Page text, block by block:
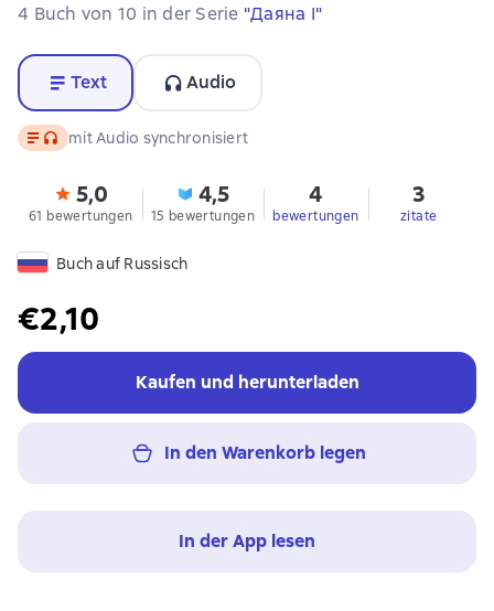
4 Buch von 10 in der Serie "Даяна I"
Text Audio
Text, Audioformat verfügbar
mit Audio synchronisiert
5,0
61 bewertungen
4,5
15 bewertungen
4
bewertungen
3
zitate
Buch auf Russisch
€2,10
Kaufen und herunterladen
In den Warenkorb legen
In der App lesen